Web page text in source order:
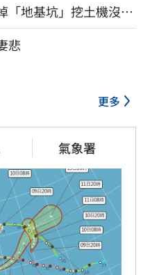
「地基坑」挖土機沒看
悲
更多
氣象署